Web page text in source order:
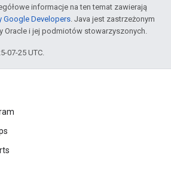
informacje na ten temat zawierają
Google Developers. Java jest zastrzeżonym
Oracle i jej podmiotów stowarzyszonych.
07-25 UTC.